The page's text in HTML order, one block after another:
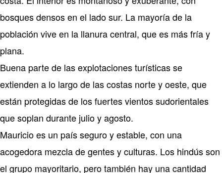
bosques densos en el lado sur. La mayoría de la
población vive en la llanura central, que es más fría y
plana.
Buena parte de las explotaciones turísticas se
extienden a lo largo de las costas norte y oeste, que
están protegidas de los fuertes vientos sudorientales
que soplan durante julio y agosto.
Mauricio es un país seguro y estable, con una
acogedora mezcla de gentes y culturas. Los hindús son
el grupo mayoritario, pero también hay una cantidad